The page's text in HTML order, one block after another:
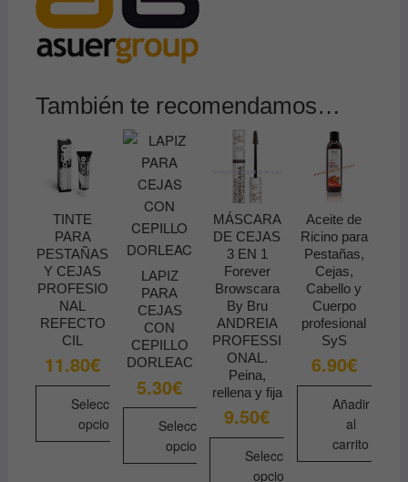
También te recomendamos…
TINTE
PARA
PESTAÑAS
Y CEJAS
PROFESIO
NAL
REFECTO
CIL
11.80€
Seleccionar
opciones
LAPIZ
PARA
CEJAS
CON
CEPILLO
DORLEAC
5.30€
Seleccionar
opciones
MÁSCARA
DE CEJAS
3 EN 1
Forever
Browscara
By Bru
ANDREIA
PROFESSI
ONAL.
Peina,
rellena y fija
9.50€
Seleccionar
opciones
Aceite de
Ricino para
Pestañas,
Cejas,
Cabello y
Cuerpo
profesional
SyS
6.90€
Añadir
al
carrito